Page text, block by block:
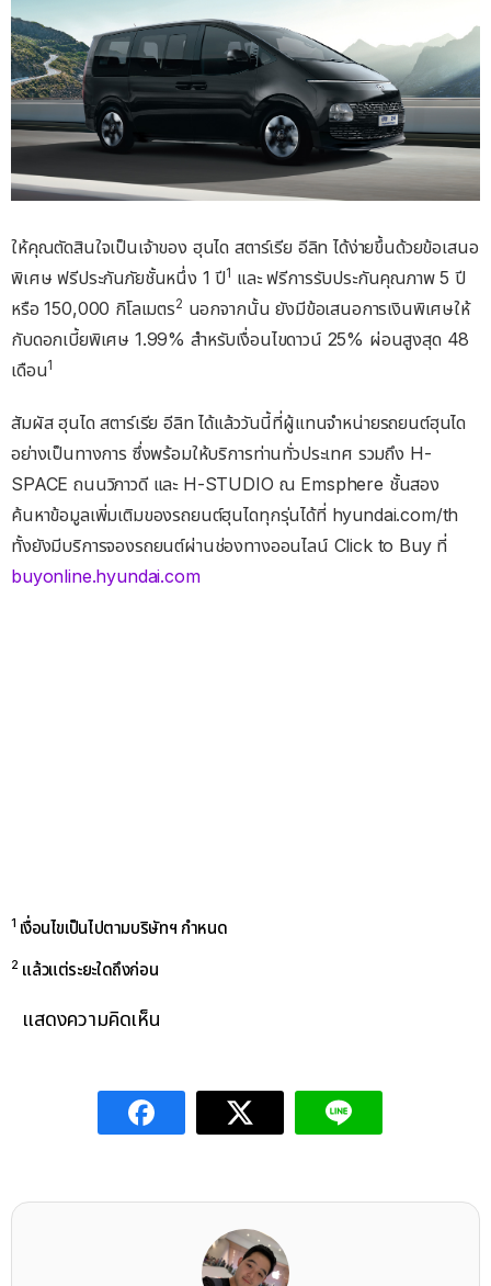
ให้คุณตัดสินใจเป็นเจ้าของ ฮุนได สตาร์เรีย อีลิท ได้ง่ายขึ้นด้วยข้อเสนอ
พิเศษ ฟรีประกันภัยชั้นหนึ่ง 1 ปี1 และ ฟรีการรับประกันคุณภาพ 5 ปี
หรือ 150,000 กิโลเมตร2 นอกจากนั้น ยังมีข้อเสนอการเงินพิเศษให้
กับดอกเบี้ยพิเศษ 1.99% สำหรับเงื่อนไขดาวน์ 25% ผ่อนสูงสุด 48
เดือน1
สัมผัส ฮุนได สตาร์เรีย อีลิท ได้แล้ววันนี้ที่ผู้แทนจำหน่ายรถยนต์ฮุนได
อย่างเป็นทางการ ซึ่งพร้อมให้บริการท่านทั่วประเทศ รวมถึง H-
SPACE ถนนวิภาวดี และ H-STUDIO ณ Emsphere ชั้นสอง
ค้นหาข้อมูลเพิ่มเติมของรถยนต์ฮุนไดทุกรุ่นได้ที่ hyundai.com/th
ทั้งยังมีบริการจองรถยนต์ผ่านช่องทางออนไลน์ Click to Buy ที่
buyonline.hyundai.com
1 เงื่อนไขเป็นไปตามบริษัทฯ กำหนด
2 แล้วแต่ระยะใดถึงก่อน
แสดงความคิดเห็น